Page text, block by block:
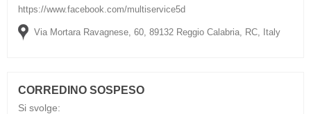
https://www.facebook.com/multiservice5d
Via Mortara Ravagnese, 60, 89132 Reggio Calabria, RC, Italy
CORREDINO SOSPESO
Si svolge: